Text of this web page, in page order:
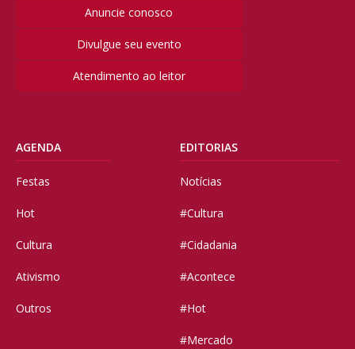
Anuncie conosco
Divulgue seu evento
Atendimento ao leitor
AGENDA
Festas
Hot
Cultura
Ativismo
Outros
EDITORIAS
Notícias
#Cultura
#Cidadania
#Acontece
#Hot
#Mercado